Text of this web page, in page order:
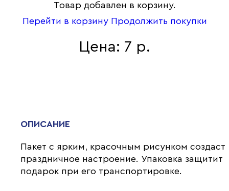
Товар добавлен в корзину.
Перейти в корзину Продолжить покупки
Цена: 7 р.
ОПИСАНИЕ
Пакет с ярким, красочным рисунком создаст
праздничное настроение. Упаковка защитит
подарок при его транспортировке.